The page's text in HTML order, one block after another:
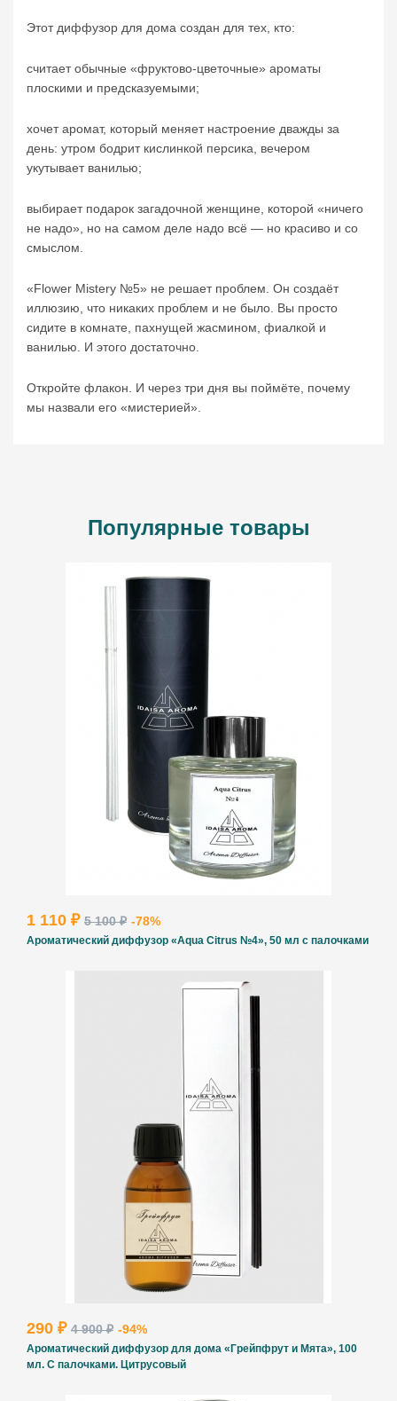
Этот диффузор для дома создан для тех, кто:
считает обычные «фруктово-цветочные» ароматы
плоскими и предсказуемыми;
хочет аромат, который меняет настроение дважды за
день: утром бодрит кислинкой персика, вечером
укутывает ванилью;
выбирает подарок загадочной женщине, которой «ничего
не надо», но на самом деле надо всё — но красиво и со
смыслом.
«Flower Mistery №5» не решает проблем. Он создаёт
иллюзию, что никаких проблем и не было. Вы просто
сидите в комнате, пахнущей жасмином, фиалкой и
ванилью. И этого достаточно.
Откройте флакон. И через три дня вы поймёте, почему
мы назвали его «мистерией».
Популярные товары
1 110 ₽ 5 100 ₽ -78%
Ароматический диффузор «Aqua Citrus №4», 50 мл с палочками
290 ₽ 4 900 ₽ -94%
Ароматический диффузор для дома «Грейпфрут и Мята», 100
мл. С палочками. Цитрусовый